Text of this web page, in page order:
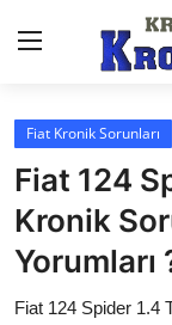
Anasayfa
Markalar
İletişim
Trafik & Cezalar
Fiat Kronik Sorunları
Fiat 124
Kronik
Yorumları
Fiat 124 Spider 1.4